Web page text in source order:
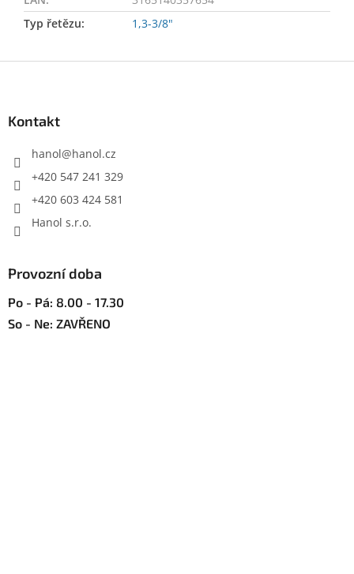
Typ řetězu: 1,3-3/8"
Kontakt
hanol@hanol.cz
+420 547 241 329
+420 603 424 581
Hanol s.r.o.
Provozní doba
Po - Pá: 8.00 - 17.30
So - Ne: ZAVŘENO